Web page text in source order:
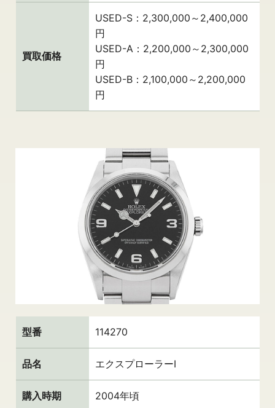
買取価格
USED-S：2,300,000～2,400,000
円
USED-A：2,200,000～2,300,000
円
USED-B：2,100,000～2,200,000
円
型番 114270
品名 エクスプローラーⅠ
購入時期 2004年頃